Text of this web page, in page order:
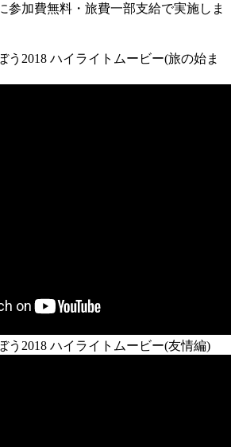
参加費無料・旅費一部支給で実施しま
う2018 ハイライトムービー(旅の始ま
う2018 ハイライトムービー(友情編)